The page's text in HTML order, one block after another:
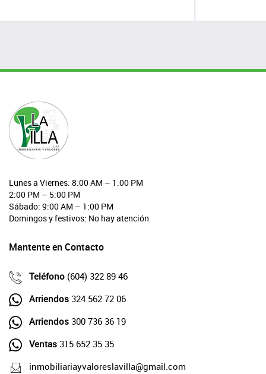
Lunes a Viernes: 8:00 AM – 1:00 PM
2:00 PM – 5:00 PM
Sábado: 9:00 AM – 1:00 PM
Domingos y festivos: No hay atención
Mantente en Contacto
Teléfono (604) 322 89 46
Arriendos 324 562 72 06
Arriendos 300 736 36 19
Ventas 315 652 35 35
inmobiliariayvaloreslavilla@gmail.com